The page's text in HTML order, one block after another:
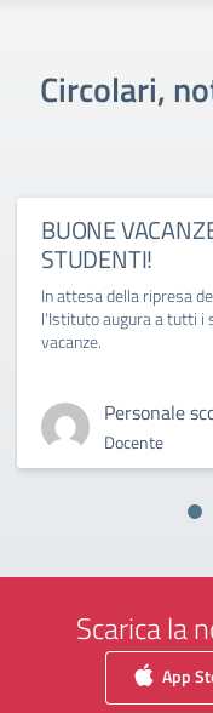
Circolari,
BUONE
STUDENTI!
In attesa della ripresa
l'Istituto augura a tutti i
vacanze.
Personale
Docente
Scarica la
App